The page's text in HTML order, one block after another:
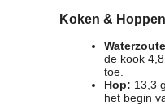
Koken & Hoppen
de kook
toe.
Hop: 13,3
het begin